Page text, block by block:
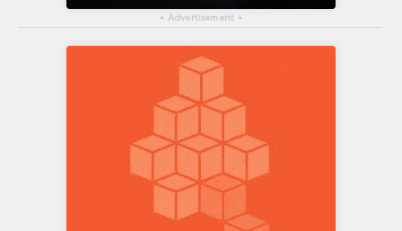
▴ Advertisement ▴